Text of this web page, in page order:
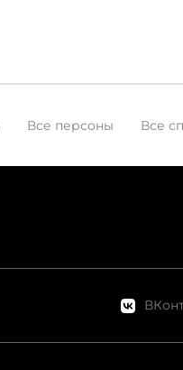
Все персоны Все